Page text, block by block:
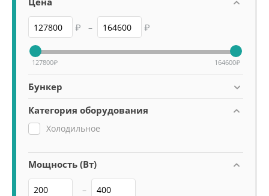
₽ – ₽
127800₽ 164600₽
Бункер
Категория оборудования
Холодильное
Мощность (Вт)
–